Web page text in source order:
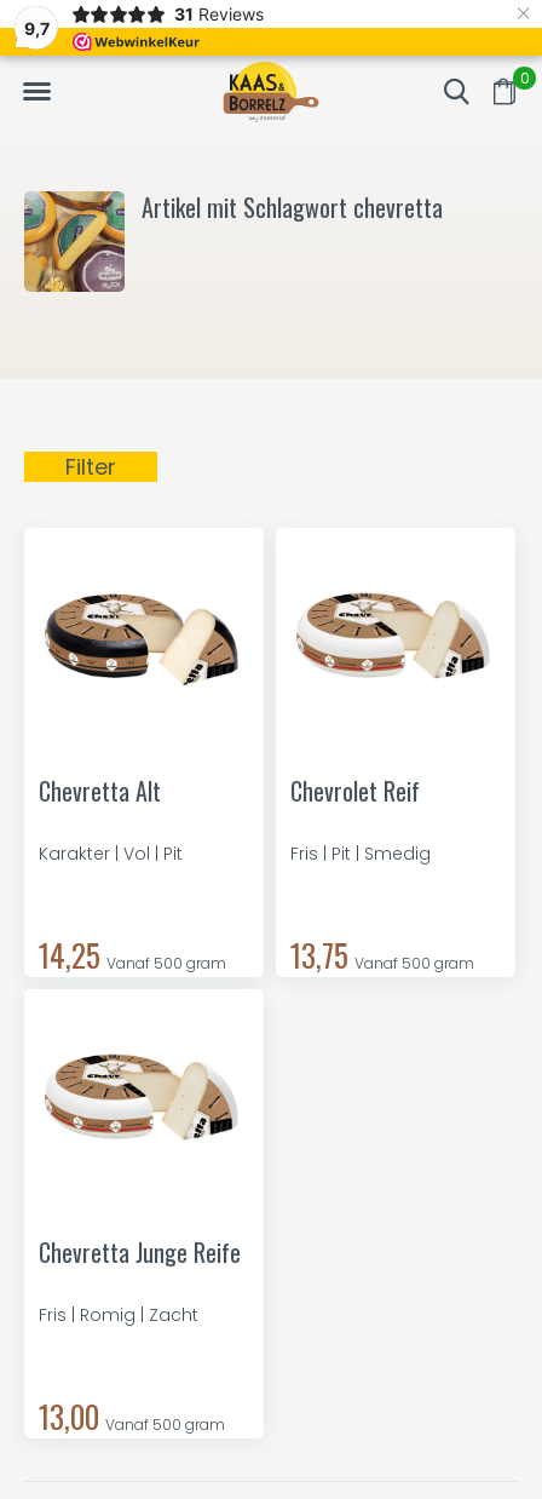
9,7
31 Reviews ×
0
Frisch geschnitten und vakuumverpackt. Meistens Lieferung
Artikel mit Schlagwort chevretta
Filter
Chevretta Alt
Karakter | Vol | Pit
14,25 Vanaf 500 gram
Chevrolet Reif
Fris | Pit | Smedig
13,75 Vanaf 500 gram
Chevretta Junge Reife
Fris | Romig | Zacht
13,00 Vanaf 500 gram